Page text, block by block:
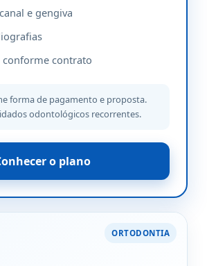
e gengiva
conforme contrato
forma de pagamento e proposta.
odontológicos recorrentes.
o plano
ORTODONTIA